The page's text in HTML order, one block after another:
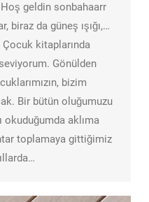
Hoş geldin sonbahaarr
biraz da güneş ışığı,…
kitaplarında
Gönülden
bizim
Bir bütün oluğumuzu
okuduğumda aklıma
toplamaya gittiğimiz